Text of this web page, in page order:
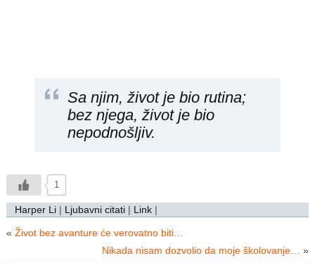
Sa njim, život je bio rutina;
bez njega, život je bio
nepodnošljiv.
1
Harper Li | Ljubavni citati | Link |
«Život bez avanture će verovatno biti…
Nikada nisam dozvolio da moje školovanje…
»